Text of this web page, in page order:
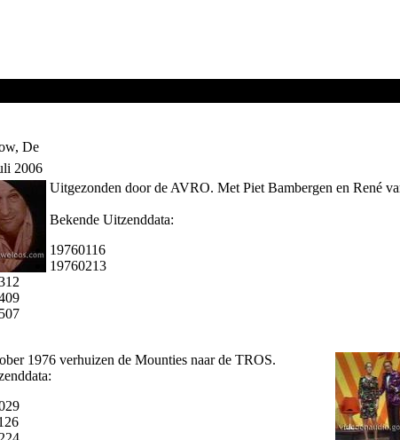
De
2006
Uitgezonden door de AVRO. Met Piet Bambergen en René
Bekende Uitzenddata:
19760116
19760213
1976 verhuizen de Mounties naar de TROS.